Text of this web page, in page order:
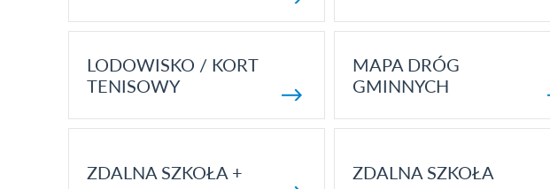
LODOWISKO / KORT
TENISOWY
MAPA DRÓG
GMINNYCH
ZDALNA SZKOŁA + ZDALNA SZKOŁA